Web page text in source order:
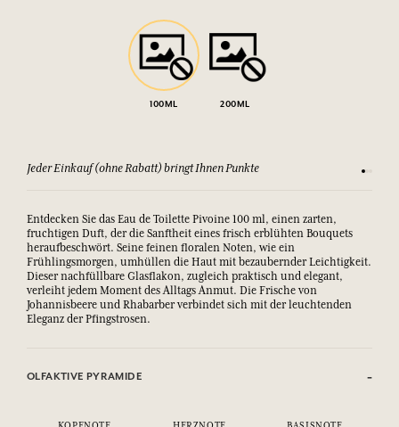
100ML 200ML
Jeder Einkauf (ohne Rabatt) bringt Ihnen Punkte Sehen
Entdecken Sie das Eau de Toilette Pivoine 100 ml, einen zarten,
fruchtigen Duft, der die Sanftheit eines frisch erblühten Bouquets
heraufbeschwört. Seine feinen floralen Noten, wie ein
Frühlingsmorgen, umhüllen die Haut mit bezaubernder Leichtigkeit.
Dieser nachfüllbare Glasflakon, zugleich praktisch und elegant,
verleiht jedem Moment des Alltags Anmut. Die Frische von
Johannisbeere und Rhabarber verbindet sich mit der leuchtenden
Eleganz der Pfingstrosen.
OLFAKTIVE PYRAMIDE